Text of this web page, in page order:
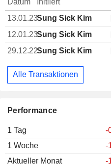
Performance
1 Tag
-
1 Woche
-
Aktueller Monat
-
13.01.23Sung Sick Kim
12.01.23Sung Sick Kim
29.12.22Sung Sick Kim
Alle Transaktionen